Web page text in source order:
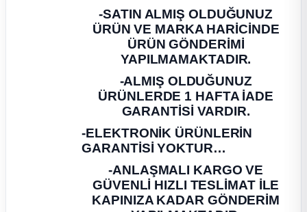
-SATIN ALMIŞ OLDUĞUNUZ
ÜRÜN VE MARKA HARİCİNDE
ÜRÜN GÖNDERİMİ
YAPILMAMAKTADIR.
-ALMIŞ OLDUĞUNUZ
ÜRÜNLERDE 1 HAFTA İADE
GARANTİSİ VARDIR.
-ELEKTRONİK ÜRÜNLERİN
GARANTİSİ YOKTUR…
-ANLAŞMALI KARGO VE
GÜVENLİ HIZLI TESLİMAT İLE
KAPINIZA KADAR GÖNDERİM